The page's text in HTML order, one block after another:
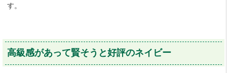
す。
高級感があって賢そうと好評のネイビー